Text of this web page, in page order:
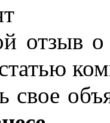
отзыв
свое